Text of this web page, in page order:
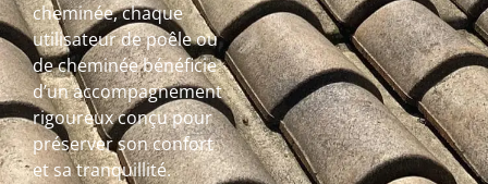
cheminée, chaque
utilisateur de poêle ou
de cheminée bénéficie
d’un accompagnement
rigoureux conçu pour
préserver son confort
et sa tranquillité.